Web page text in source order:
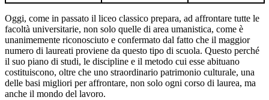
Oggi, come in passato il liceo classico prepara, ad affrontare tutte le
facoltà universitarie, non solo quelle di area umanistica, come è
unanimemente riconosciuto e confermato dal fatto che il maggior
numero di laureati proviene da questo tipo di scuola. Questo perché
il suo piano di studi, le discipline e il metodo cui esse abituano
costituiscono, oltre che uno straordinario patrimonio culturale, una
delle basi migliori per affrontare, non solo ogni corso di laurea, ma
anche il mondo del lavoro.